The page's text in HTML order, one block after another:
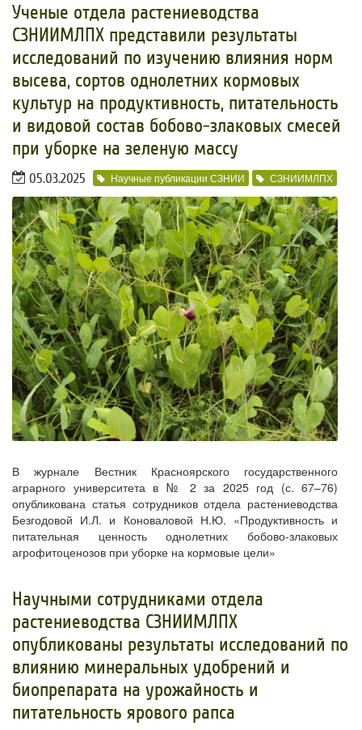
Ученые отдела растениеводства
СЗНИИМЛПХ представили результаты
исследований по изучению влияния норм
высева, сортов однолетних кормовых
культур на продуктивность, питательность
и видовой состав бобово-злаковых смесей
при уборке на зеленую массу
05.03.2025 Научные публикации СЗНИИ СЗНИИМЛПХ
В журнале Вестник Красноярского государственного
аграрного университета в № 2 за 2025 год (с. 67–76)
опубликована статья сотрудников отдела растениеводства
Безгодовой И.Л. и Коноваловой Н.Ю. «Продуктивность и
питательная ценность однолетних бобово-злаковых
агрофитоценозов при уборке на кормовые цели»
​Научными сотрудниками отдела
растениеводства СЗНИИМЛПХ
опубликованы результаты исследований по
влиянию минеральных удобрений и
биопрепарата на урожайность и
питательность ярового рапса